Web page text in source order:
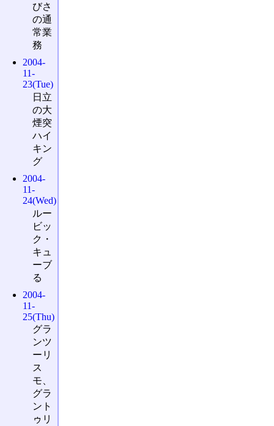
びさ
の通
常業
務
2004-
11-
23(Tue)
日立
の大
煙突
ハイ
キン
グ
2004-
11-
24(Wed)
ルー
ビッ
ク・
キュ
ーブ
る
2004-
11-
25(Thu)
グラ
ンツ
ーリ
ス
モ、
グラ
ント
ゥリ